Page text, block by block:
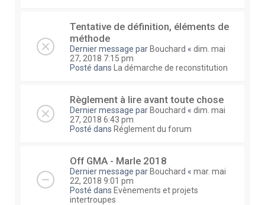
Tentative de définition, éléments de
méthode
Dernier message par Bouchard « dim. mai
27, 2018 7:15 pm
Posté dans
La démarche de reconstitution
Règlement à lire avant toute chose
Dernier message par Bouchard « dim. mai
27, 2018 6:43 pm
Posté dans Réglement du forum
Off GMA - Marle 2018
Dernier message par Bouchard « mar. mai
22, 2018 9:01 pm
Posté dans Evènements et projets
intertroupes